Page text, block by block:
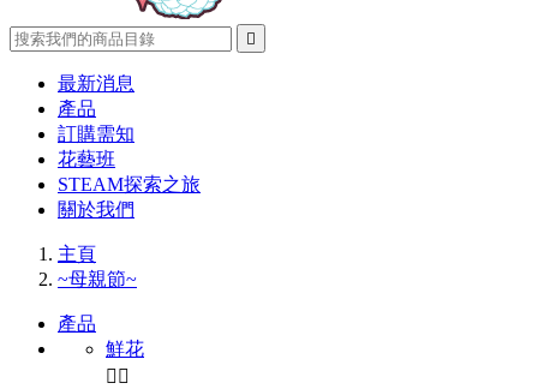

最新消息
產品
訂購需知
花藝班
STEAM探索之旅
關於我們
主頁
~母親節~
產品
鮮花
 